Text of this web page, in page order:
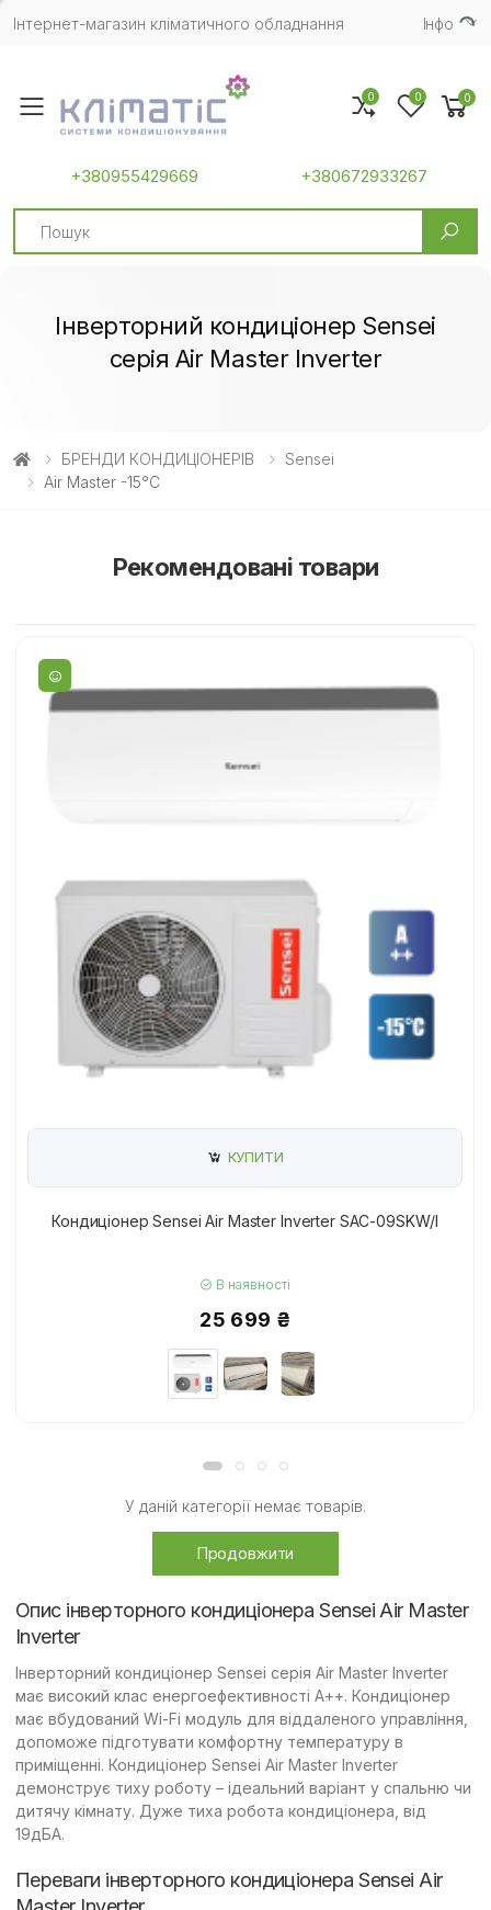
Інтернет-магазин кліматичного обладнання Iнфо
Toggle mobile menu
+380955429669 +380672933267
Search
0 0 0
Інверторний кондиціонер Sensei
серія Air Master Inverter
БРЕНДИ КОНДИЦІОНЕРІВ
Sensei
Air Master -15°C
Рекомендовані товари
КУПИТИ
Кондиціонер Sensei Air Master Inverter SAC-09SKW/I
В наявності
25 699 ₴
У даній категорії немає товарів.
Продовжити
Опис інверторного кондиціонера Sensei Air Master
Inverter
Інверторний кондиціонер Sensei серія Air Master Inverter
має високий клас енергоефективності А++. Кондиціонер
має вбудований Wi-Fi модуль для віддаленого управління,
допоможе підготувати комфортну температуру в
приміщенні. Кондиціонер Sensei Air Master Inverter
демонструє тиху роботу – ідеальний варіант у спальню чи
дитячу кімнату. Дуже тиха робота кондиціонера, від
19дБА.
Переваги інверторного кондиціонера Sensei Air